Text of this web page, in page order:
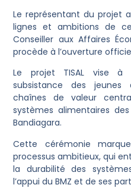
Le représentant du projet
lignes et ambitions de
Conseiller aux Affaires
procède à l’ouverture
Le projet TISAL vise à
subsistance des
chaînes de valeur
systèmes alimentaires
Bandiagara.
Cette cérémonie
processus ambitieux, qui
la durabilité des
l’appui du BMZ et de ses